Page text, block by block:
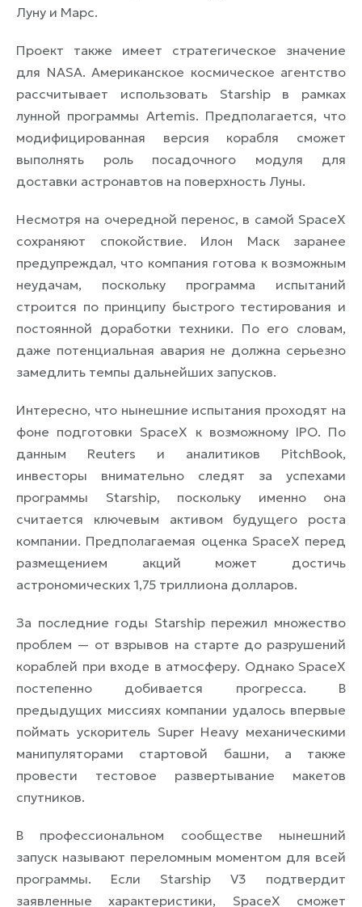
Луну и Марс.
Проект также имеет стратегическое значение
для NASA. Американское космическое агентство
рассчитывает использовать Starship в рамках
лунной программы Artemis. Предполагается, что
модифицированная версия корабля сможет
выполнять роль посадочного модуля для
доставки астронавтов на поверхность Луны.
Несмотря на очередной перенос, в самой SpaceX
сохраняют спокойствие. Илон Маск заранее
предупреждал, что компания готова к возможным
неудачам, поскольку программа испытаний
строится по принципу быстрого тестирования и
постоянной доработки техники. По его словам,
даже потенциальная авария не должна серьезно
замедлить темпы дальнейших запусков.
Интересно, что нынешние испытания проходят на
фоне подготовки SpaceX к возможному IPO. По
данным Reuters и аналитиков PitchBook,
инвесторы внимательно следят за успехами
программы Starship, поскольку именно она
считается ключевым активом будущего роста
компании. Предполагаемая оценка SpaceX перед
размещением акций может достичь
астрономических 1,75 триллиона долларов.
За последние годы Starship пережил множество
проблем — от взрывов на старте до разрушений
кораблей при входе в атмосферу. Однако SpaceX
постепенно добивается прогресса. В
предыдущих миссиях компании удалось впервые
поймать ускоритель Super Heavy механическими
манипуляторами стартовой башни, а также
провести тестовое развертывание макетов
спутников.
В профессиональном сообществе нынешний
запуск называют переломным моментом для всей
программы. Если Starship V3 подтвердит
заявленные характеристики, SpaceX сможет